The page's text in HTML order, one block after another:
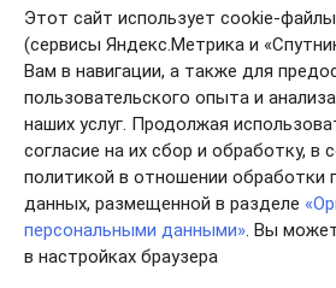
Этот сайт использует cookie-файлы
(сервисы Яндекс.Метрика и
Вам в навигации, а также для
пользовательского опыта и
наших услуг. Продолжая
согласие на их сбор и обработку, в
политикой в отношении обработки
данных, размещенной в разделе
персональными данными». Вы
в настройках браузера
Правительство
Ивановской области
Правительство РФ
Президент РФ